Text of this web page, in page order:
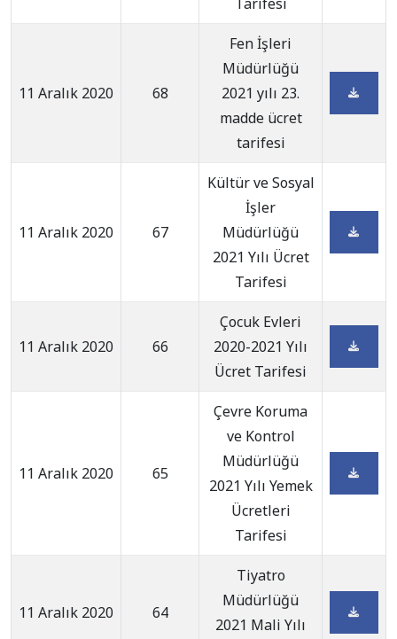
11 Aralık 2020 68
Fen İşleri
Müdürlüğü
2021 yılı 23.
madde ücret
tarifesi
11 Aralık 2020 67
Kültür ve Sosyal
İşler
Müdürlüğü
2021 Yılı Ücret
Tarifesi
11 Aralık 2020 66
Çocuk Evleri
2020-2021 Yılı
Ücret Tarifesi
11 Aralık 2020 65
Çevre Koruma
ve Kontrol
Müdürlüğü
2021 Yılı Yemek
Ücretleri
Tarifesi
11 Aralık 2020 64
Tiyatro
Müdürlüğü
2021 Mali Yılı